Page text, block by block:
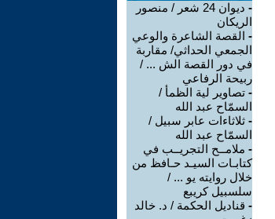
-
ديوان 24 شعر / منصور
الريكان
- القصة الشاعرة والوعي
الجمعي الحداثي/ مقاربة
في دور القصة الش ... /
ربيحة الرفاعي
- تصاوير لية الظمأ /
السمّاح عبد الله
- ثلاثاءات عابر سبيل /
السمّاح عبد الله
- ملامــح التجريــب في
كتابـات السيـد حـافظ من
خلال روايته يو ... /
سلسبيل كريبع
- قناديل الحكمة / د. خالد